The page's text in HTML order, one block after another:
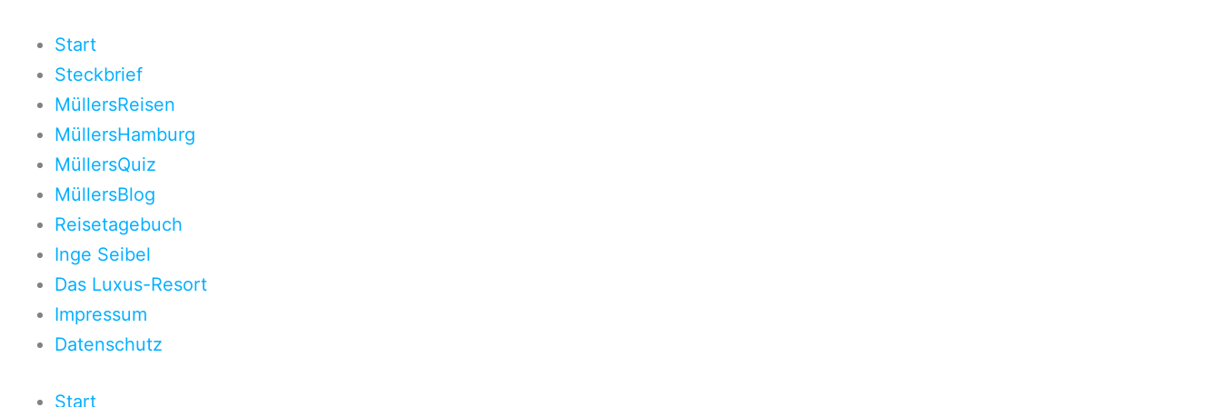
Inhalt
springen
Start
Steckbrief
MüllersReisen
MüllersHamburg
MüllersQuiz
MüllersBlog
Reisetagebuch
Inge Seibel
Das Luxus-Resort
Impressum
Datenschutz
Start